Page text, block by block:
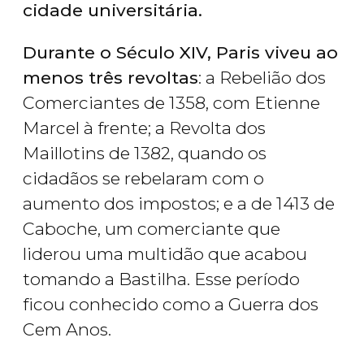
cidade universitária.
Durante o Século XIV, Paris viveu ao
menos três revoltas: a Rebelião dos
Comerciantes de 1358, com Etienne
Marcel à frente; a Revolta dos
Maillotins de 1382, quando os
cidadãos se rebelaram com o
aumento dos impostos; e a de 1413 de
Caboche, um comerciante que
liderou uma multidão que acabou
tomando a Bastilha. Esse período
ficou conhecido como a Guerra dos
Cem Anos.